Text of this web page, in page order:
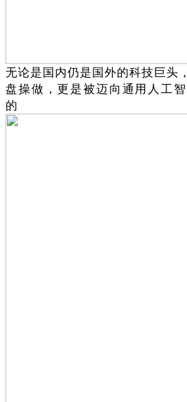
无论是国内仍是国外的科技巨头
盘操做，更是被迈向通用人工
的